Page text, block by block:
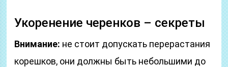
Укоренение черенков – секреты
Внимание: не стоит допускать перерастания
корешков, они должны быть небольшими до